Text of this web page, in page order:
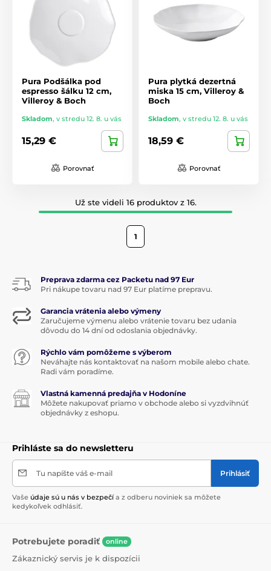
Pura Podšálka pod
espresso šálku 12 cm,
Villeroy & Boch
Skladom, v stredu 12. 8. u vás
15,29 €
Porovnať
Pura plytká dezertná
miska 15 cm, Villeroy &
Boch
Skladom, v stredu 12. 8. u vás
18,59 €
Porovnať
Už ste videli 16 produktov z 16.
1
Preprava zdarma cez Packetu nad 97 Eur
Pri nákupe tovaru nad 97 Eur platíme prepravu.
Garancia vrátenia alebo výmeny
Zaručujeme výmenu alebo vrátenie tovaru bez udania
dôvodu do 14 dní od odoslania objednávky.
Rýchlo vám pomôžeme s výberom
Neváhajte nás kontaktovať na našom mobile alebo chate.
Radi vám poradíme.
Vlastná kamenná predajňa v Hodoníne
Môžete nakupovať priamo v obchode alebo si vyzdvihnúť
objednávky z eshopu.
Prihláste sa do newsletteru
Tu napíšte váš e-mail Prihlásiť
Vaše údaje sú u nás v bezpečí a z odberu noviniek sa môžete
kedykoľvek odhlásiť.
Potrebujete poradiť online
Zákaznický servis je k dispozícii